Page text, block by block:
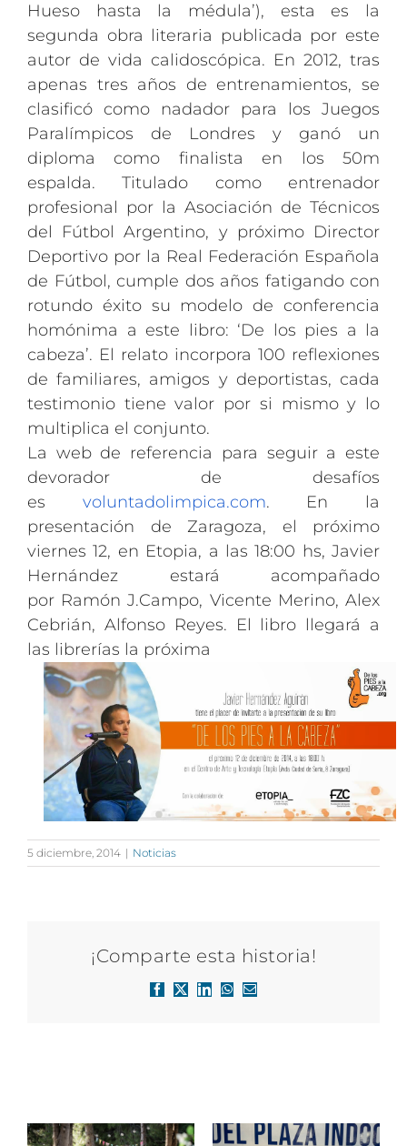
Hueso hasta la médula’), esta es la
segunda obra literaria publicada por este
autor de vida calidoscópica. En 2012, tras
apenas tres años de entrenamientos, se
clasificó como nadador para los Juegos
Paralímpicos de Londres y ganó un
diploma como finalista en los 50m
espalda. Titulado como entrenador
profesional por la Asociación de Técnicos
del Fútbol Argentino, y próximo Director
Deportivo por la Real Federación Española
de Fútbol, cumple dos años fatigando con
rotundo éxito su modelo de conferencia
homónima a este libro: ‘De los pies a la
cabeza’. El relato incorpora 100 reflexiones
de familiares, amigos y deportistas, cada
testimonio tiene valor por si mismo y lo
multiplica el conjunto.
La web de referencia para seguir a este
devorador de desafíos
es voluntadolimpica.com. En la
presentación de Zaragoza, el próximo
viernes 12, en Etopia, a las 18:00 hs, Javier
Hernández estará acompañado
por Ramón J.Campo, Vicente Merino, Alex
Cebrián, Alfonso Reyes. El libro llegará a
las librerías la próxima
5 diciembre, 2014 | Noticias
¡Comparte esta historia!
Facebook
X LinkedInWhatsApp
Correo